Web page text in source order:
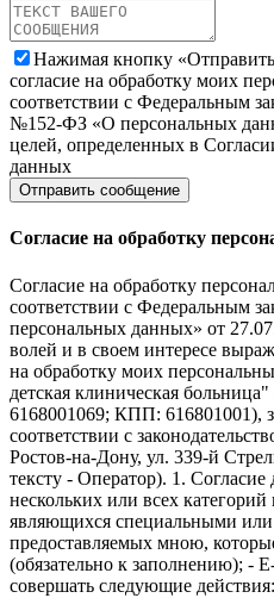
Нажимая кнопку
согласие на обработку моих
соответствии с Федеральным
№152-ФЗ «О персональных
целей, определенных в
данных
Согласие на обработку
Согласие на обработку
соответствии с Федеральным
персональных данных» от
волей и в своем интересе
на обработку моих
детская клиническая
6168001069; КПП: 616801001),
соответствии с
Ростов-на-Дону, ул. 339-й
тексту - Оператор). 1. Согласие
нескольких или всех
являющихся специальными
предоставляемых мною,
(обязательно к заполнению); -
совершать следующие